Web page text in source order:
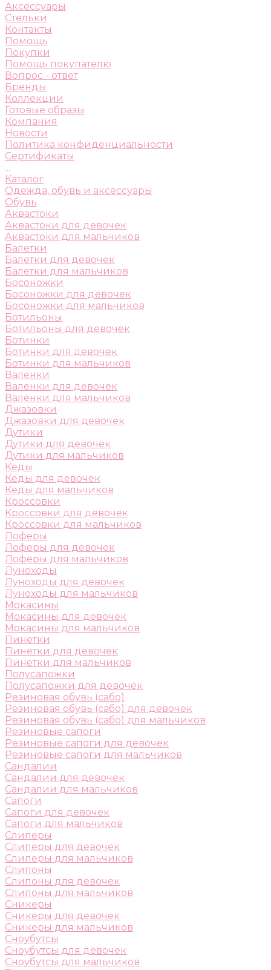
Аксессуары
Стельки
Контакты
Помощь
Покупки
Помощь покупателю
Вопрос - ответ
Бренды
Коллекции
Готовые образы
Компания
Новости
Политика конфиденциальности
Сертификаты
...
Каталог
Одежда, обувь и аксессуары
Обувь
Аквастоки
Аквастоки для девочек
Аквастоки для мальчиков
Балетки
Балетки для девочек
Балетки для мальчиков
Босоножки
Босоножки для девочек
Босоножки для мальчиков
Ботильоны
Ботильоны для девочек
Ботинки
Ботинки для девочек
Ботинки для мальчиков
Валенки
Валенки для девочек
Валенки для мальчиков
Джазовки
Джазовки для девочек
Дутики
Дутики для девочек
Дутики для мальчиков
Кеды
Кеды для девочек
Кеды для мальчиков
Кроссовки
Кроссовки для девочек
Кроссовки для мальчиков
Лоферы
Лоферы для девочек
Лоферы для мальчиков
Луноходы
Луноходы для девочек
Луноходы для мальчиков
Мокасины
Мокасины для девочек
Мокасины для мальчиков
Пинетки
Пинетки для девочек
Пинетки для мальчиков
Полусапожки
Полусапожки для девочек
Резиновая обувь (сабо)
Резиновая обувь (сабо) для девочек
Резиновая обувь (сабо) для мальчиков
Резиновые сапоги
Резиновые сапоги для девочек
Резиновые сапоги для мальчиков
Сандалии
Сандалии для девочек
Сандалии для мальчиков
Сапоги
Сапоги для девочек
Сапоги для мальчиков
Слиперы
Слиперы для девочек
Слиперы для мальчиков
Слипоны
Слипоны для девочек
Слипоны для мальчиков
Сникеры
Сникеры для девочек
Сникеры для мальчиков
Сноубутсы
Сноубутсы для девочек
Сноубутсы для мальчиков